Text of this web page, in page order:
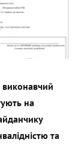
виконавчий
на
та